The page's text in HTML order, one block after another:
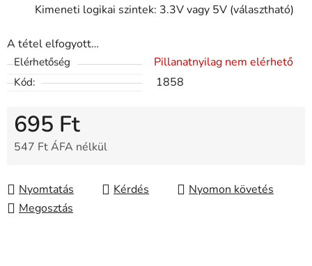
Kimeneti logikai szintek: 3.3V vagy 5V (választható)
A tétel elfogyott…
Elérhetőség Pillanatnyilag nem elérhető
Kód: 1858
695 Ft
547 Ft ÁFA nélkül
Nyomtatás
Kérdés
Nyomon követés
Megosztás